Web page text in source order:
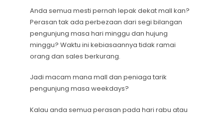
Anda semua mesti pernah lepak dekat mall kan?
Perasan tak ada perbezaan dari segi bilangan
pengunjung masa hari minggu dan hujung
minggu? Waktu ini kebiasaannya tidak ramai
orang dan sales berkurang.
Jadi macam mana mall dan peniaga tarik
pengunjung masa weekdays?
Kalau anda semua perasan pada hari rabu atau